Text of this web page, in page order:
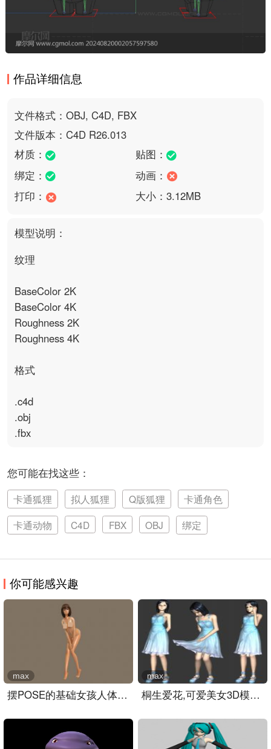
作品详细信息
文件格式：OBJ, C4D, FBX
文件版本：C4D R26.013
材质：
贴图：
绑定：
动画：
打印：
大小：3.12MB
模型说明：
纹理
BaseColor 2K
BaseColor 4K
Roughness 2K
Roughness 4K
格式
.c4d
.obj
.fbx
您可能在找这些：
卡通狐狸 拟人狐狸 Q版狐狸
卡通角色
卡通动物
C4D FBX OBJ 绑定
你可能感兴趣
摆POSE的基础女孩人体,卡通..
max
桐生爱花,可爱美女3D模型+..
max